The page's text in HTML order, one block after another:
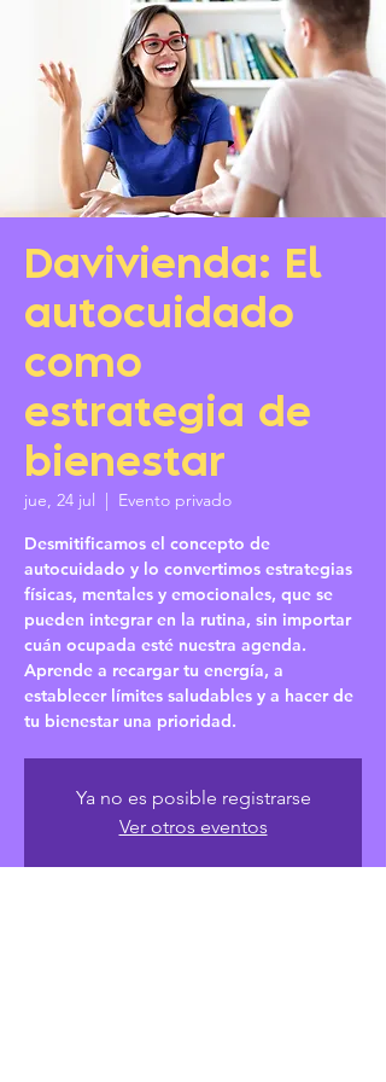
Davivienda: El
autocuidado
como
estrategia de
bienestar
jue, 24 jul
  |
Evento privado
Desmitificamos el concepto de
autocuidado y lo convertimos estrategias
físicas, mentales y emocionales, que se
pueden integrar en la rutina, sin importar
cuán ocupada esté nuestra agenda.
Aprende a recargar tu energía, a
establecer límites saludables y a hacer de
tu bienestar una prioridad.
Ya no es posible registrarse
Ver otros eventos